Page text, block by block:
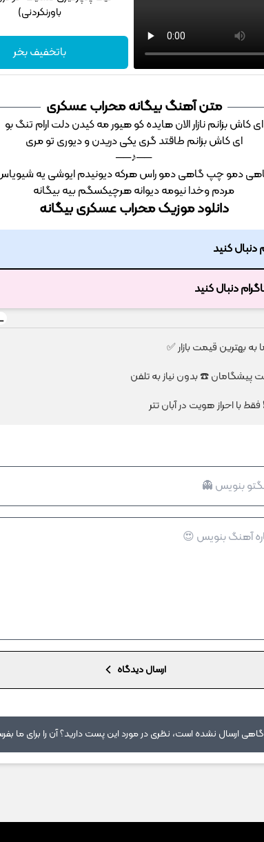
باورنکردنی)
باتخفیف بخر
متن آهنگ بیگانه محراب عسکری
ای کاش بزانم نازار الان هایده کو هیور مه کیدن دلت ارام تنگ بو
ای کاش بزانم طاقتد گری یکی دریدن و دیوری تو مری
──♪──
دمو چپ گاهی دمو راس هرکه دیونیدم ایوشی یه
مردم وخدا نیومه دیوانه هرچیکسگم بیه بیگانه
دانلود موزیک محراب عسکری بیگانه
دنبال کنید
دنبال کنید
بهترین قیمت بازار ✅
ارسال دیدگاه
ارسال نشده است، نظری در مورد این پست دارید؟ آن را برای ما